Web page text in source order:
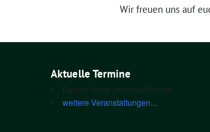
Wir freu­en uns auf
Aktuelle Termine
Derzeit keine Veranstaltungen
weitere Veranstaltungen...